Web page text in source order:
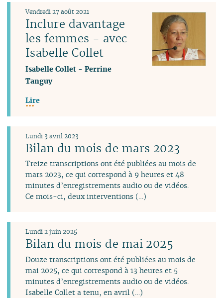
Inclure davantage
les femmes - avec
Isabelle Collet
Vendredi 27 août 2021
Isabelle Collet -Perrine
Tanguy
Lire
Bilan du mois de mars 2023
Lundi 3 avril 2023
Treize transcriptions ont été publiées au mois de
mars 2023, ce qui correspond à 9 heures et 48
minutes d’enregistrements audio ou de vidéos.
Ce mois-ci, deux interventions (…)
Bilan du mois de mai 2025
Lundi 2 juin 2025
Douze transcriptions ont été publiées au mois de
mai 2025, ce qui correspond à 13 heures et 5
minutes d’enregistrements audio ou de vidéos.
Isabelle Collet a tenu, en avril (…)